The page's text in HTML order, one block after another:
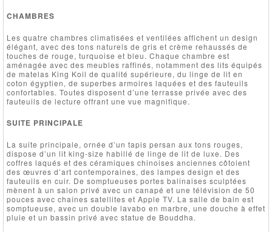
CHAMBRES
Les quatre chambres climatisées et ventilées affichent un design
élégant, avec des tons naturels de gris et crème rehaussés de
touches de rouge, turquoise et bleu. Chaque chambre est
aménagée avec des meubles raffinés, notamment des lits équipés
de matelas King Koil de qualité supérieure, du linge de lit en
coton égyptien, de superbes armoires laquées et des fauteuils
confortables. Toutes disposent d’une terrasse privée avec des
fauteuils de lecture offrant une vue magnifique.
SUITE PRINCIPALE
La suite principale, ornée d’un tapis persan aux tons rouges,
dispose d’un lit king-size habillé de linge de lit de luxe. Des
coffres laqués et des céramiques chinoises anciennes côtoient
des œuvres d’art contemporaines, des lampes design et des
fauteuils en cuir. De somptueuses portes balinaises sculptées
mènent à un salon privé avec un canapé et une télévision de 50
pouces avec chaînes satellites et Apple TV. La salle de bain est
somptueuse, avec un double lavabo en marbre, une douche à effet
pluie et un bassin privé avec statue de Bouddha.